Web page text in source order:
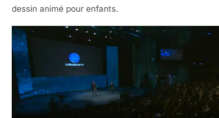
Jeux de société
Musique
Sortir
Sciences & Tech
Forum
dessin animé pour enfants.